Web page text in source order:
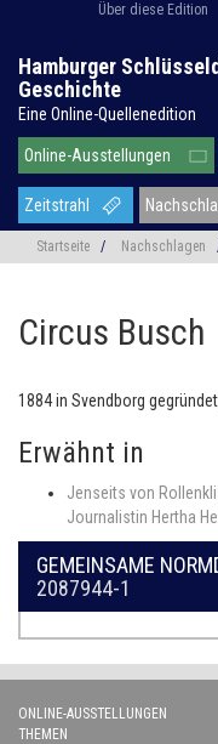
Über diese Edition
Hamburger
Geschichte
Eine Online-Quellenedition
Online-Ausstellungen
Zeitstrahl
Startseite / Nachschlagen
Circus Busch
1884 in Svendborg
Erwähnt in
Jenseits von
Journalistin Hertha
GEMEINSAME
2087944-1
ONLINE-AUSSTELLUNGEN
THEMEN